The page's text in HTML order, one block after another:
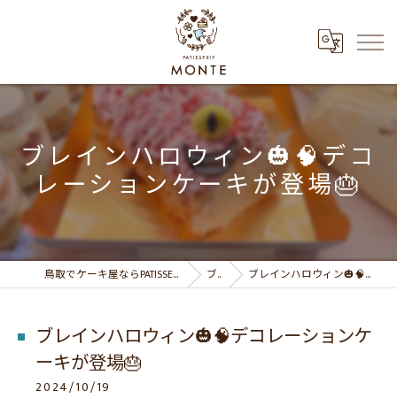
ブレインハロウィン🎃🧠デコ
レーションケーキが登場🎂
鳥取でケーキ屋ならPATISSERIE MONTE パティスリーモンテ ブログ ブレインハロウィン🎃🧠デコレーションケーキが登場🎂
ブレインハロウィン🎃🧠デコレーションケ
ーキが登場🎂
2024/10/19